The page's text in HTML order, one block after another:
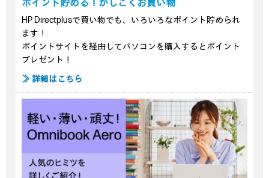
ポイント貯める！かしこくお買い物
HP Directplusで買い物でも、いろいろなポイント貯められ
ます！
ポイントサイトを経由してパソコンを購入するとポイント
プレゼント！
≫ 詳細はこちら